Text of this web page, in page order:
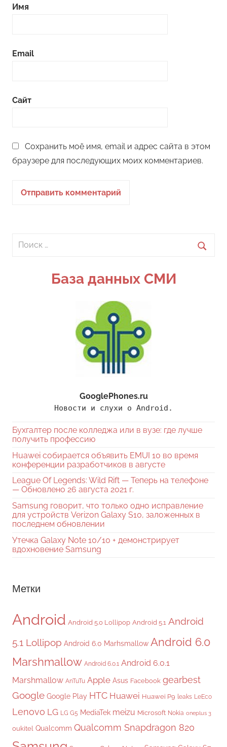
Имя
Email
Сайт
Сохранить моё имя, email и адрес сайта в этом
браузере для последующих моих комментариев.
Поиск
База данных СМИ
GooglePhones.ru
Новости и слухи о Android.
Бухгалтер после колледжа или в вузе: где лучше
получить профессию
Huawei собирается объявить EMUI 10 во время
конференции разработчиков в августе
League Of Legends: Wild Rift — Теперь на телефоне
— Обновлено 26 августа 2021 г.
Samsung говорит, что только одно исправление
для устройств Verizon Galaxy S10, заложенных в
последнем обновлении
Утечка Galaxy Note 10/10 + демонстрирует
вдохновение Samsung
Метки
Android Android 5.0 Lollipop Android 5.1 Android
5.1 Lollipop Android 6.0 Marhsmallow Android 6.0
Marshmallow Android 6.0.1 Android 6.0.1
Marshmallow AnTuTu Apple Asus Facebook gearbest
Google Google Play HTC Huawei Huawei P9 leaks LeEco
Lenovo LG LG G5 MediaTek meizu Microsoft Nokia oneplus 3
oukitel Qualcomm Qualcomm Snapdragon 820